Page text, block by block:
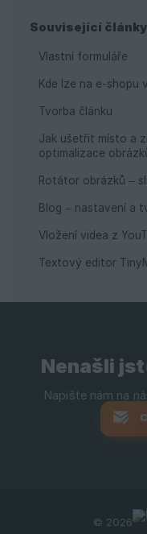
Související články
Vlastní formuláře
Kde lze na e-shopu
Tvorba článku
Jak ušetřit místo a
optimalizace
Rotátor obrázků –
Blog – nastavení a
Vložení videa z
Textový editor
Nenašli
© 2026